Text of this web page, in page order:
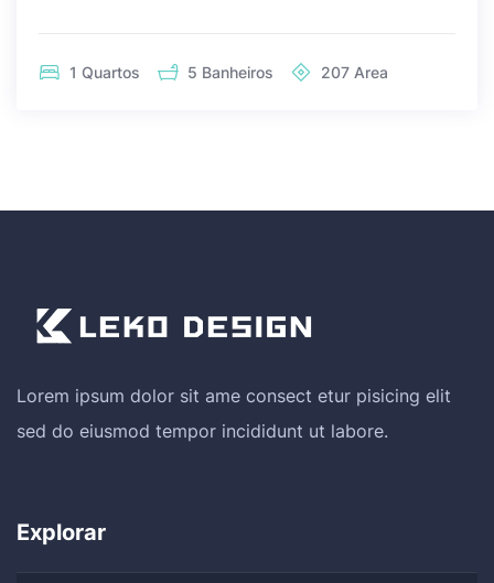
1 Quartos 5 Banheiros 207 Area
Lorem ipsum dolor sit ame consect etur pisicing elit
sed do eiusmod tempor incididunt ut labore.
Explorar